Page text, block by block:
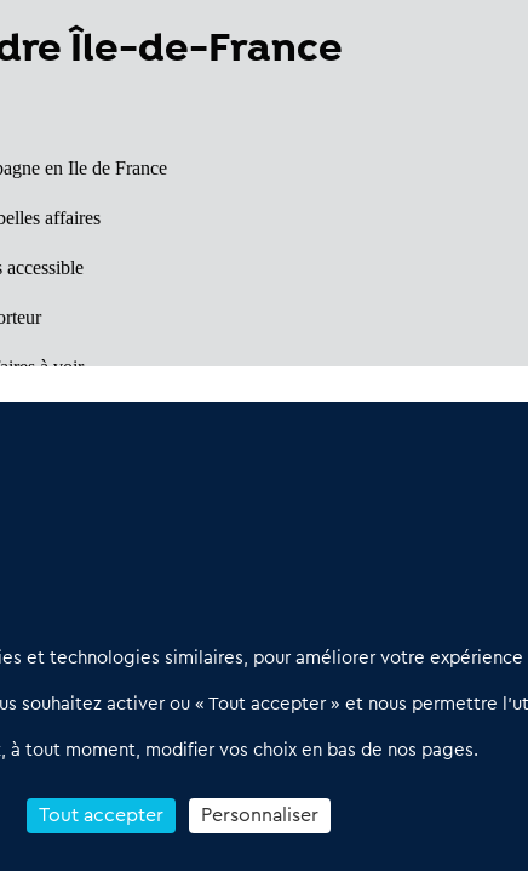
Île-de-France
en Ile de France
affaires
accessible
à voir
17
nous ?
et technologies similaires, pour améliorer votre
souhaitez activer ou « Tout accepter » et nous permettre
à tout moment, modifier vos choix en bas de nos pages.
Tout accepter Personnaliser